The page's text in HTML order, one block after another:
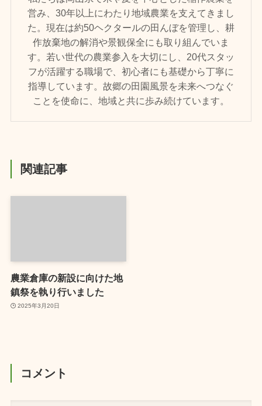
営み、30年以上にわたり地域農業を支えてきまし
た。現在は約50ヘクタールの田んぼを管理し、耕
作放棄地の解消や景観保全にも取り組んでいま
す。若い世代の農業参入を大切にし、20代スタッ
フが活躍する職場で、初心者にも基礎から丁寧に
指導しています。故郷の田園風景を未来へつなぐ
ことを使命に、地域と共に歩み続けています。
関連記事
農業倉庫の新設に向けた地
鎮祭を執り行いました
2025年3月20日
コメント